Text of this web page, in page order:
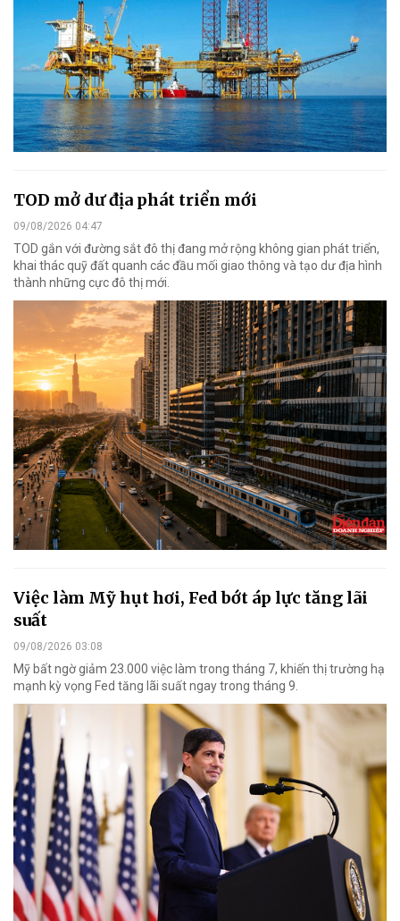
TOD mở dư địa phát triển mới
09/08/2026 04:47
TOD gắn với đường sắt đô thị đang mở rộng không gian phát triển,
khai thác quỹ đất quanh các đầu mối giao thông và tạo dư địa hình
thành những cực đô thị mới.
Việc làm Mỹ hụt hơi, Fed bớt áp lực tăng lãi
suất
09/08/2026 03:08
Mỹ bất ngờ giảm 23.000 việc làm trong tháng 7, khiến thị trường hạ
mạnh kỳ vọng Fed tăng lãi suất ngay trong tháng 9.